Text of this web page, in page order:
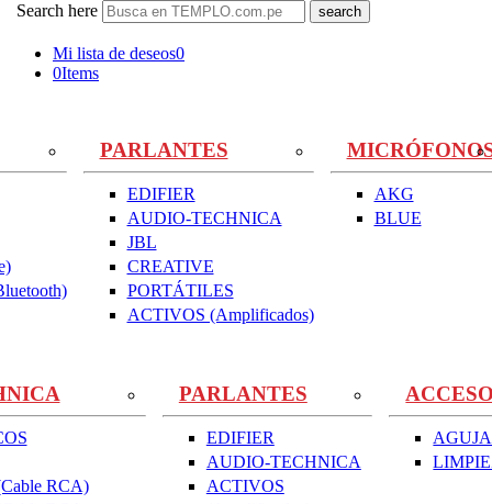
Search here
Mi lista de deseos0
0Items
PARLANTES
EDIFIER
AUDIO-TECHNICA
JBL
CREATIVE
PORTÁTILES
ACTIVOS (Amplificados)
AKG
BLUE
RCA)
PARLANTES
EDIFIER
AUDIO-TECHNICA
ACTIVOS